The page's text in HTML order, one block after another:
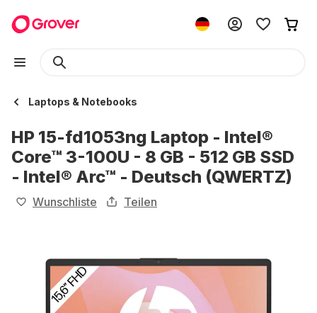
Laptops & Notebooks
HP 15-fd1053ng Laptop - Intel®
Core™ 3-100U - 8 GB - 512 GB SSD
- Intel® Arc™ - Deutsch (QWERTZ)
Wunschliste Teilen